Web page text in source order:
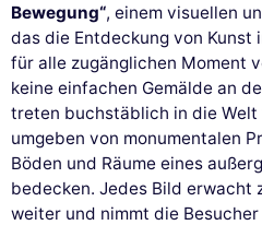
Bewegung“, einem visuellen
das die Entdeckung von Kunst
für alle zugänglichen Moment
keine einfachen Gemälde an
treten buchstäblich in die Welt
umgeben von monumentalen
Böden und Räume eines
bedecken. Jedes Bild erwacht
weiter und nimmt die